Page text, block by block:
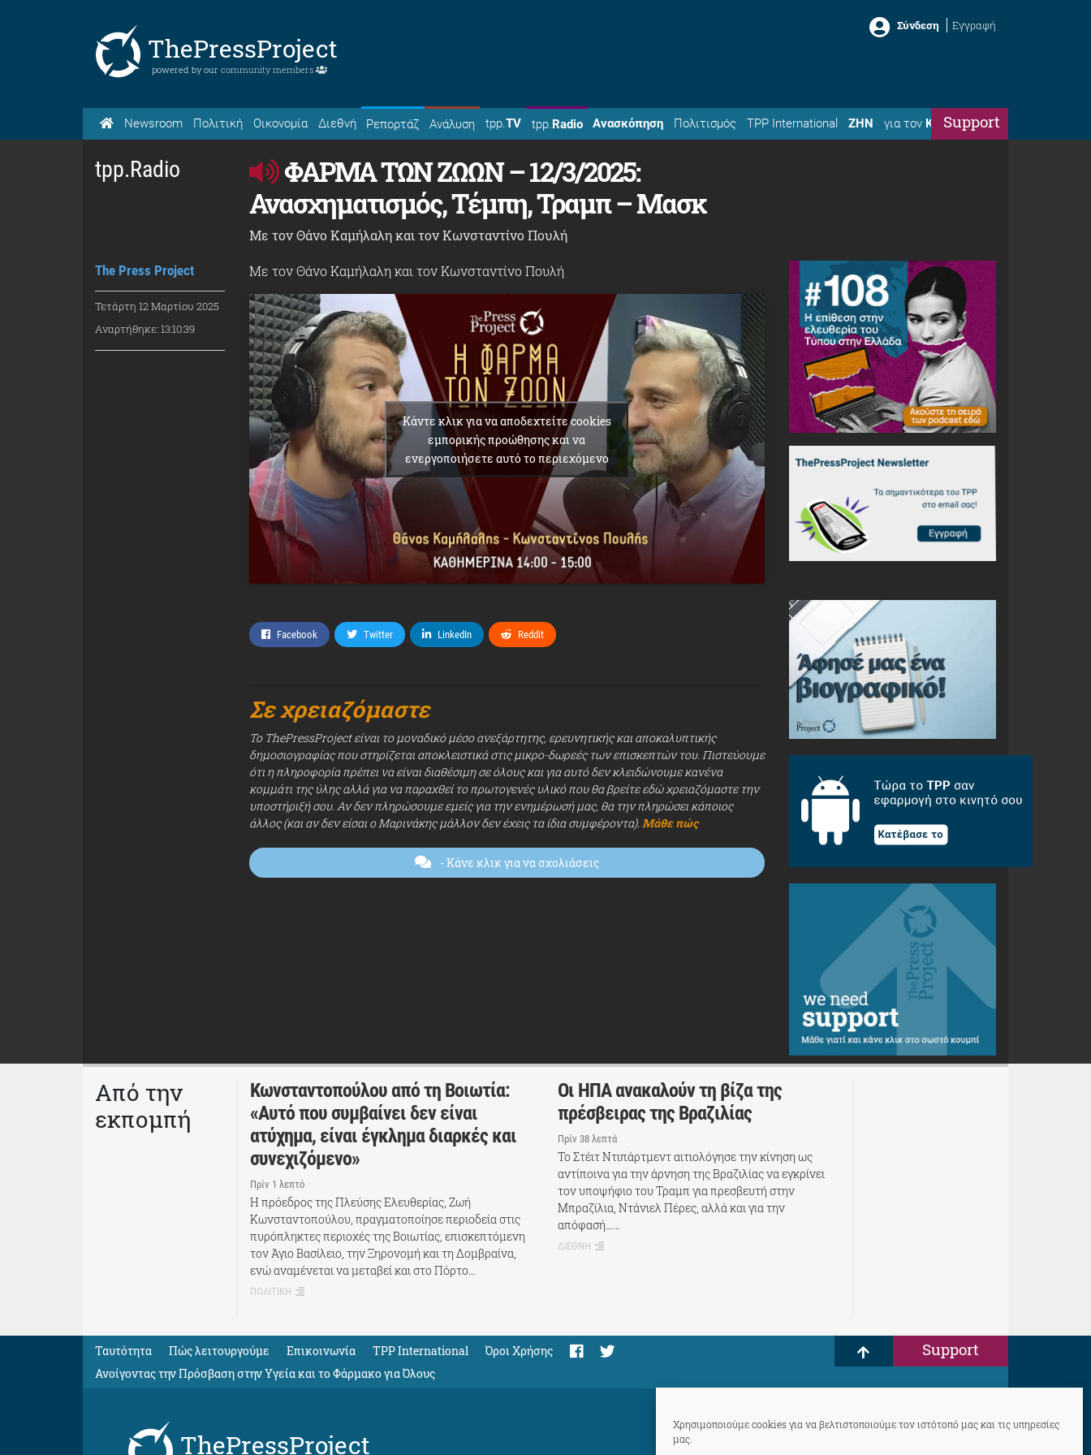
Χρησιμοποιούμε cookies για να βελτιστοποιούμε τον ιστότοπό μας και τις υπηρεσίες
μας.
ThePressProject
powered by our community members
Σύνδεση Εγγραφή
Newsroom Πολιτική Οικονομία Διεθνή Ρεπορτάζ Ανάλυση tpp.TV tpp.Radio Ανασκόπηση Πολιτισμός TPP International ΖΗΝ για τον ΚώσταSupport
tpp.Radio
The Press Project
Τετάρτη 12 Μαρτίου 2025
Αναρτήθηκε: 13:10:39
ΦΑΡΜΑ ΤΩΝ ΖΩΩΝ – 12/3/2025:
Ανασχηματισμός, Τέμπη, Τραμπ – Μασκ
Με τον Θάνο Καμήλαλη και τον Κωνσταντίνο Πουλή
Με τον Θάνο Καμήλαλη και τον Κωνσταντίνο Πουλή
Κάντε κλικ για να αποδεχτείτε cookies
εμπορικής προώθησης και να
ενεργοποιήσετε αυτό το περιεχόμενο
Facebook Twitter LinkedIn Reddit
Σε χρειαζόμαστε
Το ThePressProject είναι το μοναδικό μέσο ανεξάρτητης, ερευνητικής και αποκαλυπτικής
δημοσιογραφίας που στηρίζεται αποκλειστικά στις μικρο-δωρεές των επισκεπτών του. Πιστεύουμε
ότι η πληροφορία πρέπει να είναι διαθέσιμη σε όλους και για αυτό δεν κλειδώνουμε κανένα
κομμάτι της ύλης αλλά για να παραχθεί το πρωτογενές υλικό που θα βρείτε εδώ χρειαζόμαστε την
υποστήριξή σου. Αν δεν πληρώσουμε εμείς για την ενημέρωσή μας, θα την πληρώσει κάποιος
άλλος (και αν δεν είσαι ο Μαρινάκης μάλλον δεν έχεις τα ίδια συμφέροντα). Μάθε πώς
- Κάνε κλικ για να σχολιάσεις
Από την
εκπομπή
Κωνσταντοπούλου από τη Βοιωτία:
«Αυτό που συμβαίνει δεν είναι
ατύχημα, είναι έγκλημα διαρκές και
συνεχιζόμενο»
Πρίν 1 λεπτό
Η πρόεδρος της Πλεύσης Ελευθερίας, Ζωή
Κωνσταντοπούλου, πραγματοποίησε περιοδεία στις
πυρόπληκτες περιοχές της Βοιωτίας, επισκεπτόμενη
τον Άγιο Βασίλειο, την Ξηρονομή και τη Δομβραίνα,
ενώ αναμένεται να μεταβεί και στο Πόρτο…
ΠΟΛΙΤΙΚΗ
Οι ΗΠΑ ανακαλούν τη βίζα της
πρέσβειρας της Βραζιλίας
Πρίν 38 λεπτά
Το Στέιτ Ντιπάρτμεντ αιτιολόγησε την κίνηση ως
αντίποινα για την άρνηση της Βραζιλίας να εγκρίνει
τον υποψήφιο του Τραμπ για πρεσβευτή στην
Μπραζίλια, Ντάνιελ Πέρες, αλλά και για την
απόφασή……
ΔΙΕΘΝΗ
Ταυτότητα Πώς λειτουργούμε Eπικοινωνία TPP International
Όροι Χρήσης
Ανοίγοντας την Πρόσβαση στην Υγεία και το Φάρμακο για Όλους
Support
ThePressProject